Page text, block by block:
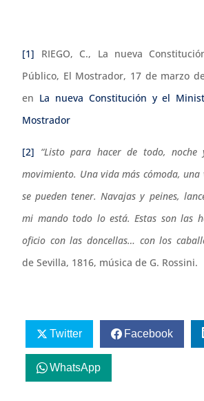
[1] RIEGO, C., La nueva
Público, El Mostrador, 17 de marzo
en La nueva Constitución y el
Mostrador
[2] “Listo para hacer de todo,
movimiento. Una vida más cómoda,
se pueden tener. Navajas y peines,
mi mando todo lo está. Estas son las
oficio con las doncellas… con los
de Sevilla, 1816, música de G. Rossini.
Twitter Facebook
WhatsApp